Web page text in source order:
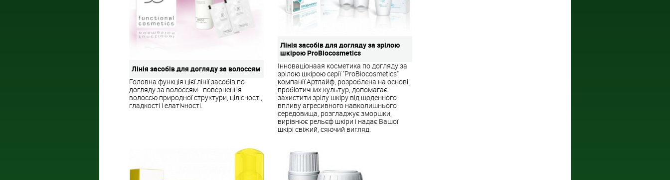
Лінія засобів для догляду за волоссям
Головна функція цієї лінії засобів по
догляду за волоссям - повернення
волоссю природної структури, цілісності,
гладкості і елатічності.
Лінія засобів для догляду за зрілою
шкірою ProBiocosmetics
Інноваціонаая косметика по догляду за
зрілою шкірою серії "ProBiocosmetics"
компанії Артлайф, розроблена на основі
пробіотичних культур, допомагає
захистити зрілу шкіру від щоденного
впливу агресивного навколишнього
середовища, розгладжує зморшки,
вирівнює рельєф шкіри і надає Вашої
шкірі свіжий, сяючий вигляд.